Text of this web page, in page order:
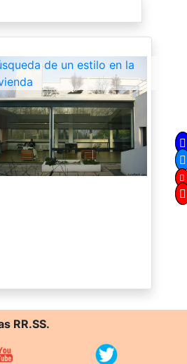
de un estilo en la
RR.SS.